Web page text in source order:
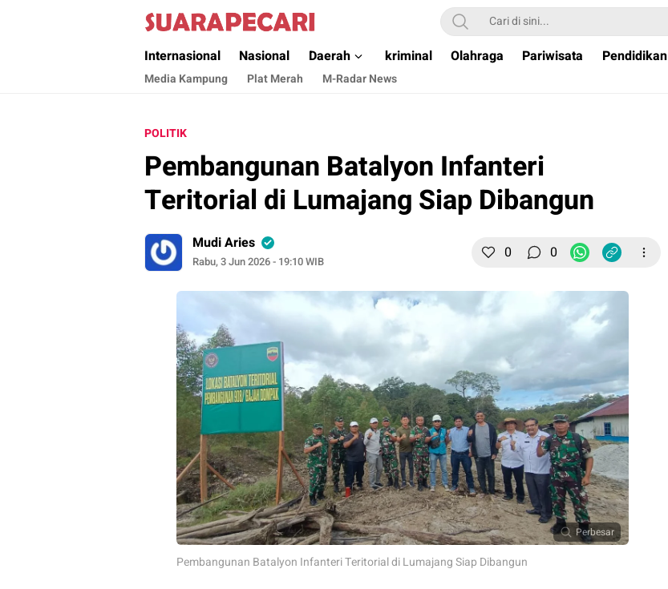
Suara Pecari
Suara Pencerahan Anak Negeri ( Berita Aktual & Terpercaya )
Internasional Nasional Daerah kriminal Olahraga Pariwisata Pendidikan
Media Kampung Plat Merah M-Radar News
POLITIK
Pembangunan Batalyon Infanteri
Teritorial di Lumajang Siap Dibangun
Mudi Aries
Rabu, 3 Jun 2026 - 19:10 WIB 0 0
Perbesar
Pembangunan Batalyon Infanteri Teritorial di Lumajang Siap Dibangun